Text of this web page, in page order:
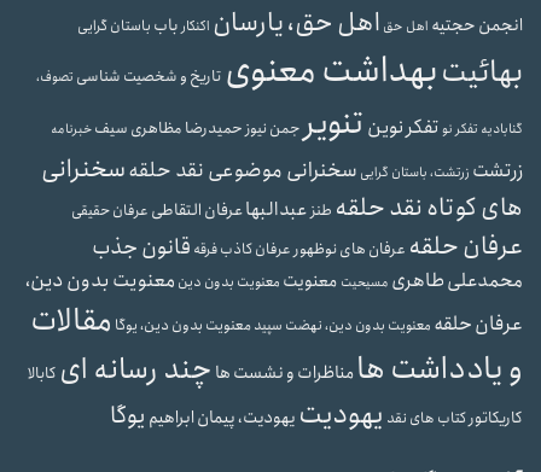
انجمن حجتیه اهل حق اهل حق، یارسان اکنکارباب باستان گرایی
بهائیتبهداشت معنوی تاریخ و شخصیت شناسی تصوف،
گنابادیه تفکر نوتفکر نوین تنویر جمن نیوزحمیدرضا مظاهری سیفخبرنامه
زرتشت زرتشت، باستان گرایی سخنرانی موضوعی نقد حلقهسخنرانی
های کوتاه نقد حلقه طنزعبدالبهاعرفان التقاطی عرفان حقیقی
عرفان حلقه عرفان های نوظهور عرفان کاذبفرقه قانون جذب
محمدعلی طاهری مسیحیت معنویت معنویت بدون دین معنویت بدون دین،
عرفان حلقه معنویت بدون دین، نهضت سپیدمعنویت بدون دین، یوگا مقالات
و یادداشت هامناظرات و نشست ها چند رسانه ای کابالا
کاریکاتور کتاب های نقد یهودیت یهودیت، پیمان ابراهیم یوگا